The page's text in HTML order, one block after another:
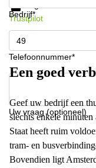
Nijmegen
Bedrijf*
Telefoonnummer*
Uw vraag (optioneel)
Trustpilot
Een goed
Geef uw bedrijf een
slechts enkele
Staat heeft ruim
tram- en
Bovendien ligt